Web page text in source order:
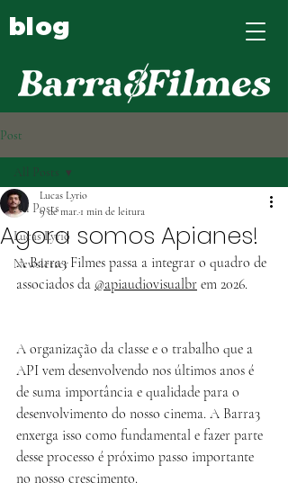
blog
Post
All Posts
Lucas Lyrio
Newsletter
All Posts
Agora somos Apianes!
Lucas Lyrio
9 de mar. 1 min de leitura
A Barra3 Filmes passa a integrar o quadro de
associados da @apiaudiovisualbr em 2026.
A organização da classe e o trabalho que a
API vem desenvolvendo nos últimos anos é
de suma importância e qualidade para o
desenvolvimento do nosso cinema. A Barra3
enxerga isso como fundamental e fazer parte
desse processo é próximo passo importante
no nosso crescimento.